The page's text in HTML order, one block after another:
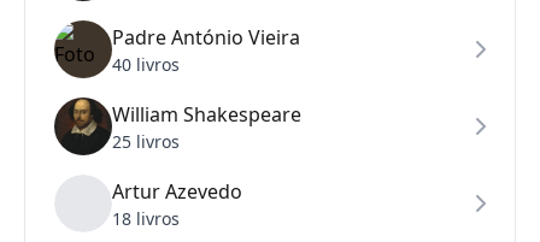
Padre António Vieira
40 livros
William Shakespeare
25 livros
Artur Azevedo
18 livros